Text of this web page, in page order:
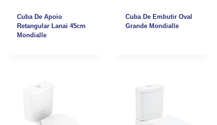
Cuba De Apoio
Retangular Lanai 45cm
Mondialle
Cuba De Embutir Oval
Grande Mondialle